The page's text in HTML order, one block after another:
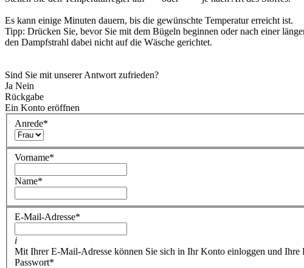
Es kann einige Minuten dauern, bis die gewünschte Temperatur erreicht ist.
Tipp: Drücken Sie, bevor Sie mit dem Bügeln beginnen oder nach einer
den Dampfstrahl dabei nicht auf die Wäsche gerichtet.
Sind Sie mit unserer Antwort zufrieden?
Ja Nein
Rückgabe
Ein Konto eröffnen
Anrede*
Vorname*
Name*
E-Mail-Adresse*
i
Mit Ihrer E-Mail-Adresse können Sie sich in Ihr Konto einloggen und Ihre
Passwort*